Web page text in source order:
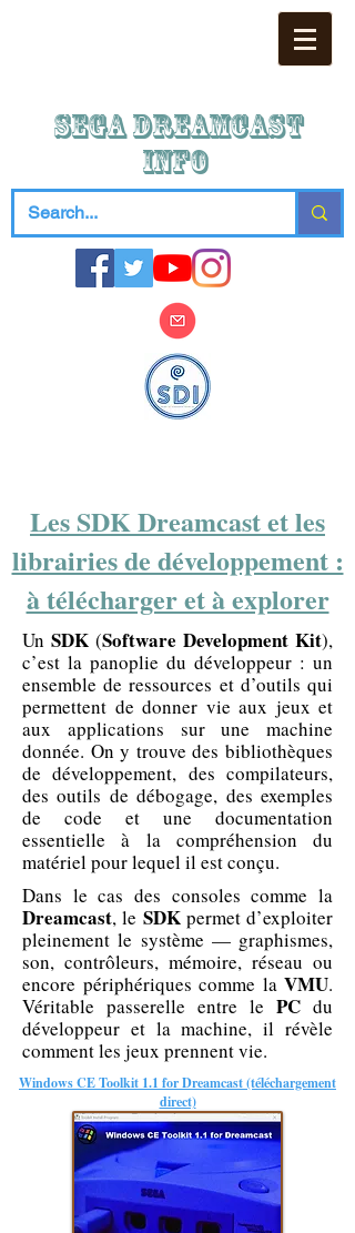
SEGA DREAMCAST
iNFO
Les SDK Dreamcast et les
librairies de développement :
à télécharger et à explorer
Un SDK (Software Development Kit),
c’est la panoplie du développeur : un
ensemble de ressources et d’outils qui
permettent de donner vie aux jeux et
aux applications sur une machine
donnée. On y trouve des bibliothèques
de développement, des compilateurs,
des outils de débogage, des exemples
de code et une documentation
essentielle à la compréhension du
matériel pour lequel il est conçu.
Dans le cas des consoles comme la
Dreamcast, le SDKpermet d’exploiter
pleinement le système — graphismes,
son, contrôleurs, mémoire, réseau ou
encore périphériques comme la VMU.
Véritable passerelle entre le PC du
développeur et la machine, il révèle
comment les jeux prennent vie.
Windows CE Toolkit 1.1 for Dreamcast (téléchargement
direct)